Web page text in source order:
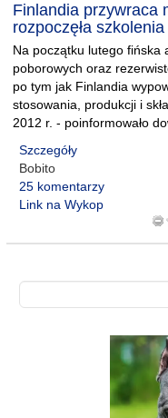
Finlandia przywraca
rozpoczęła szkolenia
Na początku lutego fińska
poborowych oraz
po tym jak Finlandia
stosowania, produkcji i
2012 r. - poinformowało
Szczegóły
Bobito
25 komentarzy
Link na Wykop